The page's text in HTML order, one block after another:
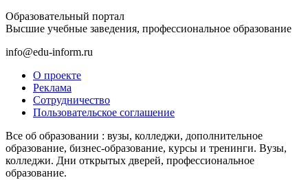
Образовательный портал
Высшие учебные заведения, профессиональное образование
info@edu-inform.ru
О проекте
Реклама
Сотрудничество
Пользовательское соглашение
Все об образовании : вузы, колледжи, дополнительное
образование, бизнес-образование, курсы и тренинги. Вузы,
колледжи. Дни открытых дверей, профессиональное
образование.